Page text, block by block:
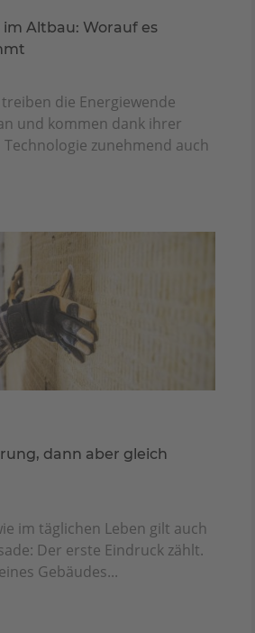
Altbau: Worauf es
die Energiewende
und kommen dank ihrer
zunehmend auch
dann aber gleich
im täglichen Leben gilt auch
Der erste Eindruck zählt.
Gebäudes...